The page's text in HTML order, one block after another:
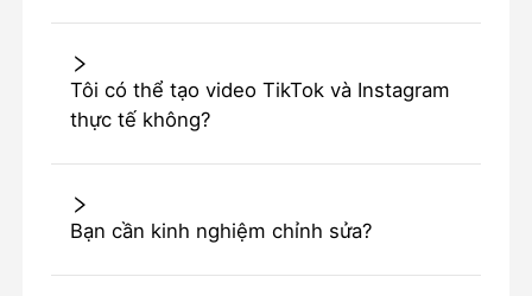
Tôi có thể tạo video TikTok và Instagram
thực tế không?
Bạn cần kinh nghiệm chỉnh sửa?